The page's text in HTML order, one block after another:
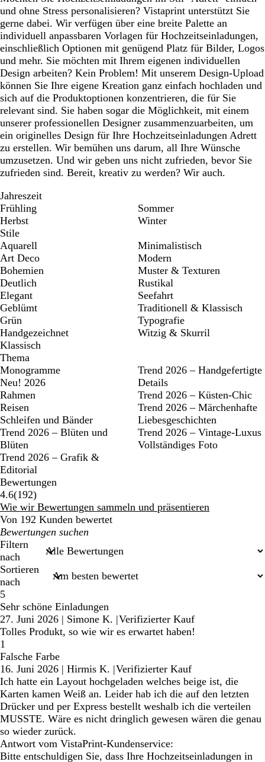
und ohne Stress personalisieren? Vistaprint unterstützt Sie
gerne dabei. Wir verfügen über eine breite Palette an
individuell anpassbaren Vorlagen für Hochzeitseinladungen,
einschließlich Optionen mit genügend Platz für Bilder, Logos
und mehr. Sie möchten mit Ihrem eigenen individuellen
Design arbeiten? Kein Problem! Mit unserem Design-Upload
können Sie Ihre eigene Kreation ganz einfach hochladen und
sich auf die Produktoptionen konzentrieren, die für Sie
relevant sind. Sie haben sogar die Möglichkeit, mit einem
unserer professionellen Designer zusammenzuarbeiten, um
ein originelles Design für Ihre Hochzeitseinladungen Adrett
zu erstellen. Wir bemühen uns darum, all Ihre Wünsche
umzusetzen. Und wir geben uns nicht zufrieden, bevor Sie
zufrieden sind. Bereit, kreativ zu werden? Wir auch.
Jahreszeit
Frühling
Herbst
Sommer
Winter
Stile
Aquarell
Art Deco
Bohemien
Deutlich
Elegant
Geblümt
Grün
Handgezeichnet
Klassisch
Minimalistisch
Modern
Muster & Texturen
Rustikal
Seefahrt
Traditionell & Klassisch
Typografie
Witzig & Skurril
Thema
Monogramme
Neu! 2026
Rahmen
Reisen
Schleifen und Bänder
Trend 2026 – Blüten und
Blüten
Trend 2026 – Grafik &
Editorial
Trend 2026 – Handgefertigte
Details
Trend 2026 – Küsten-Chic
Trend 2026 – Märchenhafte
Liebesgeschichten
Trend 2026 – Vintage-Luxus
Vollständiges Foto
Bewertungen
4.6(192192
Bewertungen
)
Wie wir Bewertungen sammeln und präsentieren
Von 192 Kunden bewertet
Meine
Sucheingaben
Filtern
nach
Sortieren
nach
5
Sehr schöne Einladungen
27. Juni 2026 | Simone K. |Verifizierter Kauf
Tolles Produkt, so wie wir es erwartet haben!
1
Falsche Farbe
16. Juni 2026 | Hirmis K. |Verifizierter Kauf
Ich hatte ein Layout hochgeladen welches beige ist, die
Karten kamen Weiß an. Leider hab ich die auf den letzten
Drücker und per Express bestellt weshalb ich die verteilen
MUSSTE. Wäre es nicht dringlich gewesen wären die genau
so wieder zurück.
Antwort vom VistaPrint-Kundenservice:
Bitte entschuldigen Sie, dass Ihre Hochzeitseinladungen in